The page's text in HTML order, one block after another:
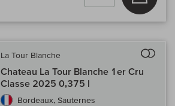
La Tour Blanche
Chateau La Tour Blanche 1er Cru
Classe 2025 0,375 l
Bordeaux, Sauternes